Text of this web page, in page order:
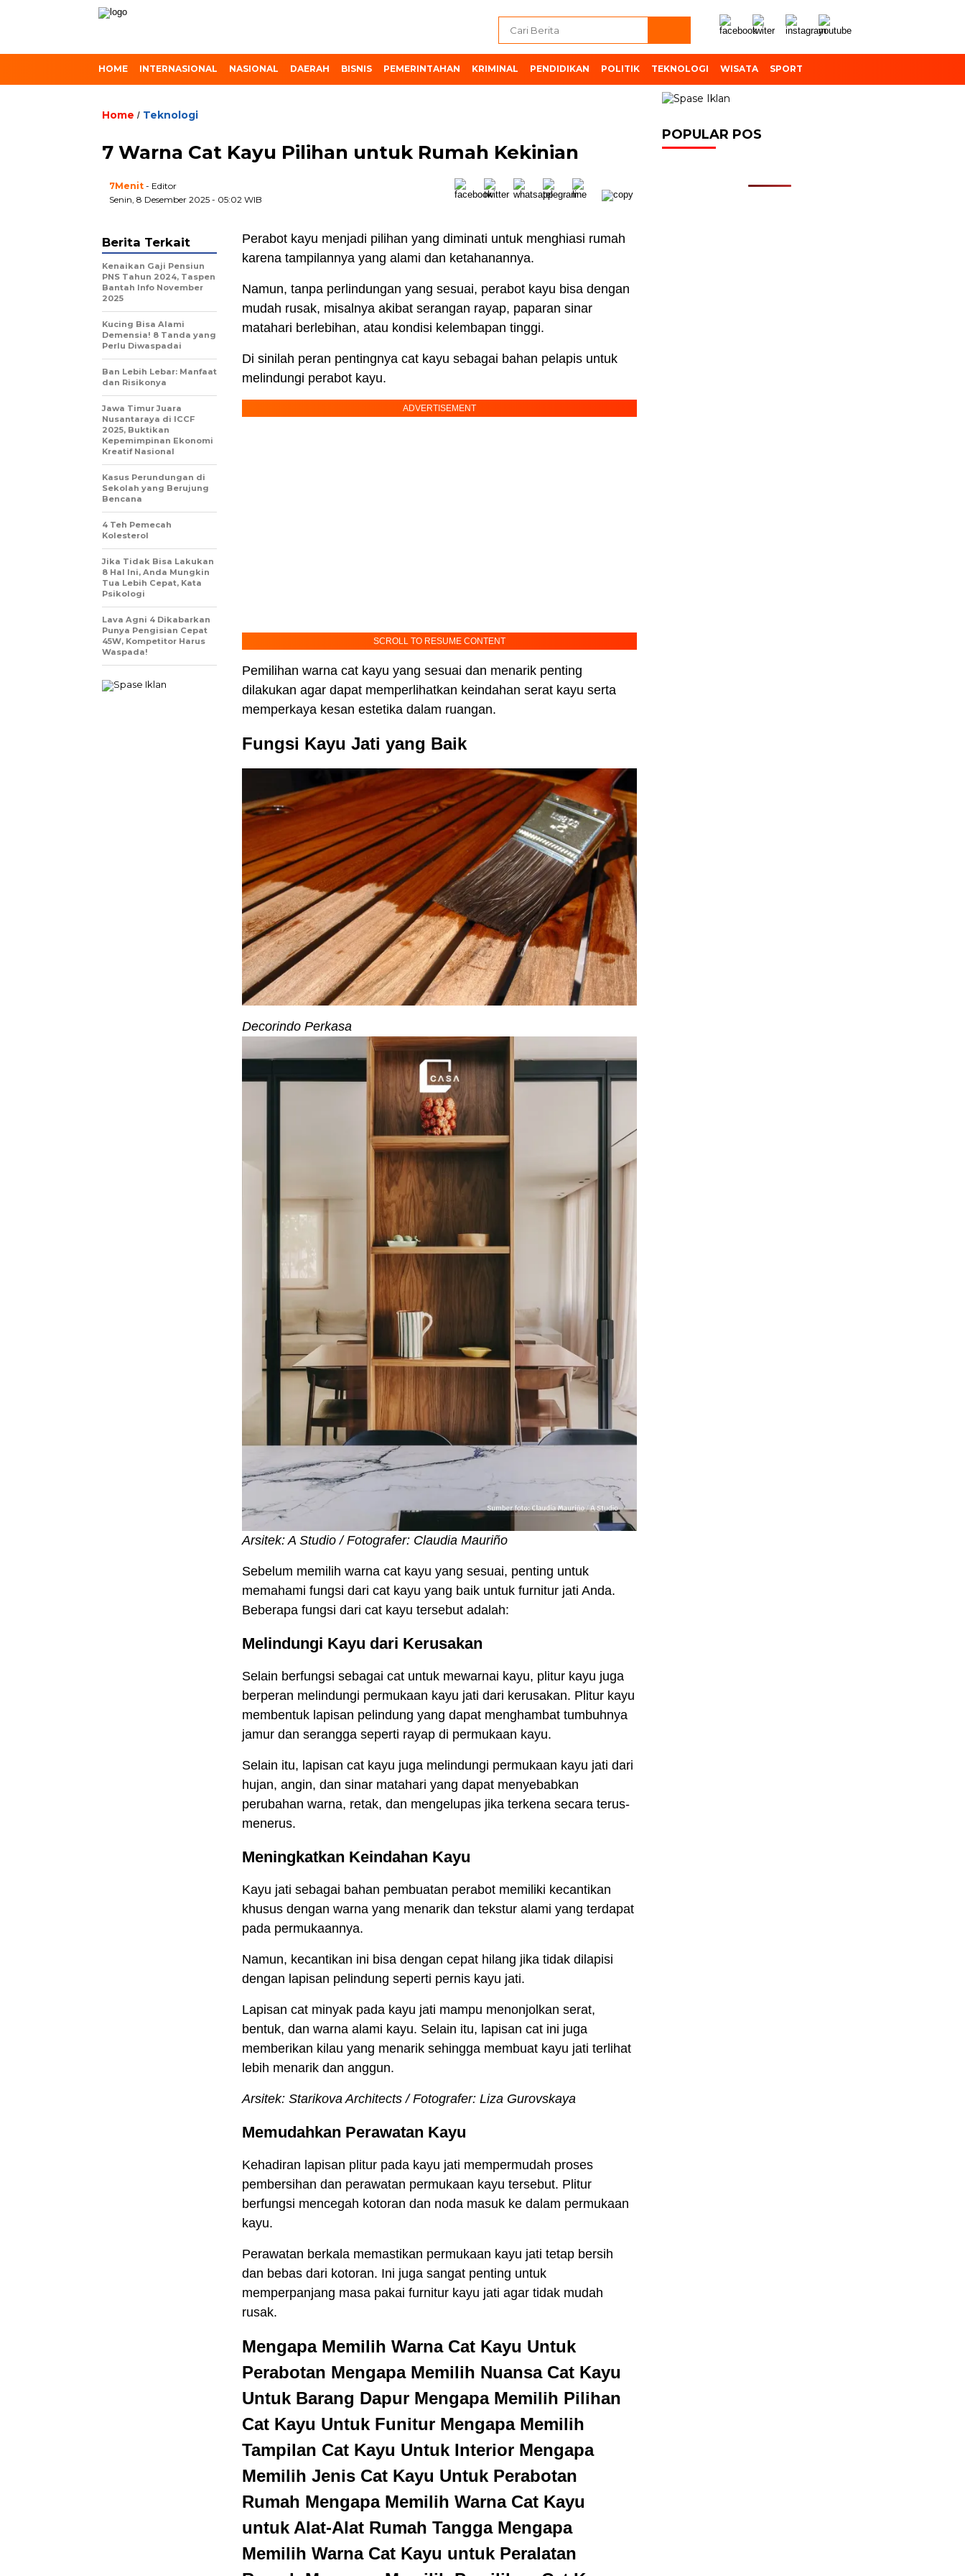
HOME INTERNASIONAL NASIONAL DAERAH BISNIS PEMERINTAHAN KRIMINAL PENDIDIKAN POLITIK TEKNOLOGI WISATA SPORT
Home / Teknologi
7 Warna Cat Kayu Pilihan untuk Rumah Kekinian
7Menit - Editor
Senin, 8 Desember 2025 - 05:02 WIB
Perabot kayu menjadi pilihan yang diminati untuk menghiasi rumah
karena tampilannya yang alami dan ketahanannya.
Namun, tanpa perlindungan yang sesuai, perabot kayu bisa dengan
mudah rusak, misalnya akibat serangan rayap, paparan sinar
matahari berlebihan, atau kondisi kelembapan tinggi.
Di sinilah peran pentingnya cat kayu sebagai bahan pelapis untuk
melindungi perabot kayu.
ADVERTISEMENT
SCROLL TO RESUME CONTENT
Pemilihan warna cat kayu yang sesuai dan menarik penting
dilakukan agar dapat memperlihatkan keindahan serat kayu serta
memperkaya kesan estetika dalam ruangan.
Fungsi Kayu Jati yang Baik
Decorindo Perkasa
Arsitek: A Studio / Fotografer: Claudia Mauriño
Sebelum memilih warna cat kayu yang sesuai, penting untuk
memahami fungsi dari cat kayu yang baik untuk furnitur jati Anda.
Beberapa fungsi dari cat kayu tersebut adalah:
Melindungi Kayu dari Kerusakan
Selain berfungsi sebagai cat untuk mewarnai kayu, plitur kayu juga
berperan melindungi permukaan kayu jati dari kerusakan. Plitur kayu
membentuk lapisan pelindung yang dapat menghambat tumbuhnya
jamur dan serangga seperti rayap di permukaan kayu.
Selain itu, lapisan cat kayu juga melindungi permukaan kayu jati dari
hujan, angin, dan sinar matahari yang dapat menyebabkan
perubahan warna, retak, dan mengelupas jika terkena secara terus-
menerus.
Meningkatkan Keindahan Kayu
Kayu jati sebagai bahan pembuatan perabot memiliki kecantikan
khusus dengan warna yang menarik dan tekstur alami yang terdapat
pada permukaannya.
Namun, kecantikan ini bisa dengan cepat hilang jika tidak dilapisi
dengan lapisan pelindung seperti pernis kayu jati.
Lapisan cat minyak pada kayu jati mampu menonjolkan serat,
bentuk, dan warna alami kayu. Selain itu, lapisan cat ini juga
memberikan kilau yang menarik sehingga membuat kayu jati terlihat
lebih menarik dan anggun.
Arsitek: Starikova Architects / Fotografer: Liza Gurovskaya
Memudahkan Perawatan Kayu
Kehadiran lapisan plitur pada kayu jati mempermudah proses
pembersihan dan perawatan permukaan kayu tersebut. Plitur
berfungsi mencegah kotoran dan noda masuk ke dalam permukaan
kayu.
Perawatan berkala memastikan permukaan kayu jati tetap bersih
dan bebas dari kotoran. Ini juga sangat penting untuk
memperpanjang masa pakai furnitur kayu jati agar tidak mudah
rusak.
Mengapa Memilih Warna Cat Kayu Untuk
Perabotan Mengapa Memilih Nuansa Cat Kayu
Untuk Barang Dapur Mengapa Memilih Pilihan
Cat Kayu Untuk Funitur Mengapa Memilih
Tampilan Cat Kayu Untuk Interior Mengapa
Memilih Jenis Cat Kayu Untuk Perabotan
Rumah Mengapa Memilih Warna Cat Kayu
untuk Alat-Alat Rumah Tangga Mengapa
Memilih Warna Cat Kayu untuk Peralatan
Berita Terkait
Kenaikan Gaji Pensiun
PNS Tahun 2024, Taspen
Bantah Info November
2025
Kucing Bisa Alami
Demensia! 8 Tanda yang
Perlu Diwaspadai
Ban Lebih Lebar: Manfaat
dan Risikonya
Jawa Timur Juara
Nusantaraya di ICCF
2025, Buktikan
Kepemimpinan Ekonomi
Kreatif Nasional
Kasus Perundungan di
Sekolah yang Berujung
Bencana
4 Teh Pemecah
Kolesterol
Jika Tidak Bisa Lakukan
8 Hal Ini, Anda Mungkin
Tua Lebih Cepat, Kata
Psikologi
Lava Agni 4 Dikabarkan
Punya Pengisian Cepat
45W, Kompetitor Harus
Waspada!
POPULAR POS